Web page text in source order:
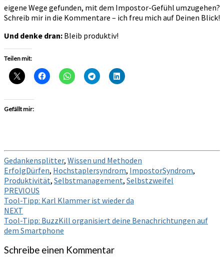
eigene Wege gefunden, mit dem Impostor-Gefühl umzugehen?
Schreib mir in die Kommentare – ich freu mich auf Deinen Blick!
Und denke dran: Bleib produktiv!
Teilen mit:
Gefällt mir:
Gedankensplitter, Wissen und Methoden
ErfolgDürfen, Hochstaplersyndrom, ImpostorSyndrom,
Produktivität, Selbstmanagement, Selbstzweifel
Post
navigation
PREVIOUS
Tool-Tipp: Karl Klammer ist wieder da
NEXT
Tool-Tipp: BuzzKill organisiert deine Benachrichtungen auf
dem Smartphone
Schreibe einen Kommentar